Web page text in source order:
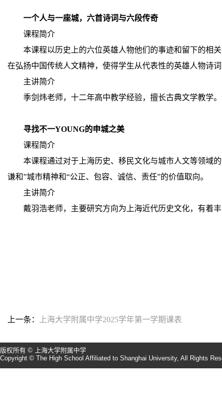
一个人与一座城，六首诗词与六段传奇
课程简介
本课程以历史上的六位英雄人物他们的事迹和留下的相
在弘扬中国传统人文精神，使得学生从代表性的英雄人物诗
主讲简介
季剑炜老师，十二年高中教学经验，擅长古典文学教学
寻找不一YOUNG的申城之美
课程简介
本课程通过对于上海历史、移民文化与城市人文等领域
谦和”城市精神和“公正、包容、诚信、责任”的价值取向。
主讲简介
戴羽浩老师，主要研究方向为上海近代历史文化，有着
上一条： 上海大学附属中学2025学年第一学期课表
版权所有 © 上海大学附属中学
Copyright © The High School Affiliated to Shanghai University, All Rights